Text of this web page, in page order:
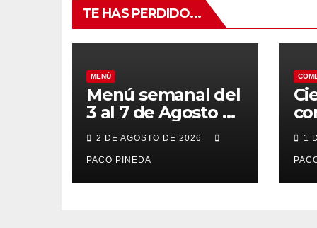
TE HAS PERDIDO...
MENÚ
Menú semanal del
3 al 7 de Agosto de
2026
2 DE AGOSTO DE 2026
PACO PINEDA
71